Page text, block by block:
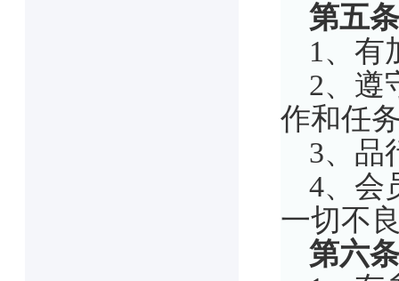
第五条
1、有
2、遵
作和任
3、品
4、会
一切不
第六条